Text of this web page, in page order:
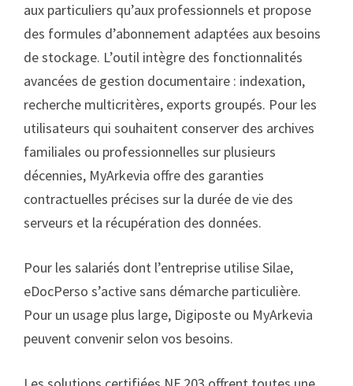
aux particuliers qu’aux professionnels et propose
des formules d’abonnement adaptées aux besoins
de stockage. L’outil intègre des fonctionnalités
avancées de gestion documentaire : indexation,
recherche multicritères, exports groupés. Pour les
utilisateurs qui souhaitent conserver des archives
familiales ou professionnelles sur plusieurs
décennies, MyArkevia offre des garanties
contractuelles précises sur la durée de vie des
serveurs et la récupération des données.
Pour les salariés dont l’entreprise utilise Silae,
eDocPerso s’active sans démarche particulière.
Pour un usage plus large, Digiposte ou MyArkevia
peuvent convenir selon vos besoins.